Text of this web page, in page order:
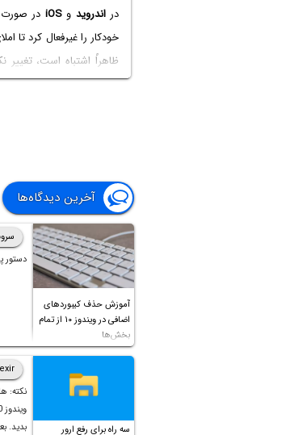
دراندروید وiOS در
خودکار را غیرفعال کرد تا
ظاهراً اشتباه است، تغییر
آخرین دیدگاه‌ها
آموزش حذف کیبوردهای
اضافی در ویندوز ۱۰ از تمام
بخش‌ها
دستور
سه راه برای رفع ارور
exir
نکته:
بدید.